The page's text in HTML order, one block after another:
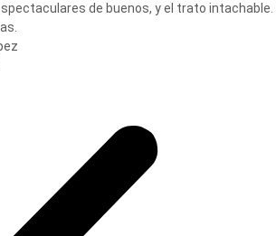
de buenos, y el trato intachable.